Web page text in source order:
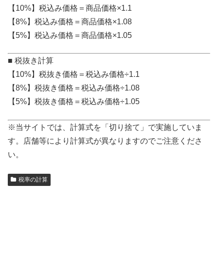
【10%】税込み価格＝商品価格×1.1
【8%】税込み価格＝商品価格×1.08
【5%】税込み価格＝商品価格×1.05
■ 税抜き計算
【10%】税抜き価格＝税込み価格÷1.1
【8%】税抜き価格＝税込み価格÷1.08
【5%】税抜き価格＝税込み価格÷1.05
※当サイトでは、計算式を「切り捨て」で実施していま
す。店舗等により計算式が異なりますのでご注意くださ
い。
税率の計算